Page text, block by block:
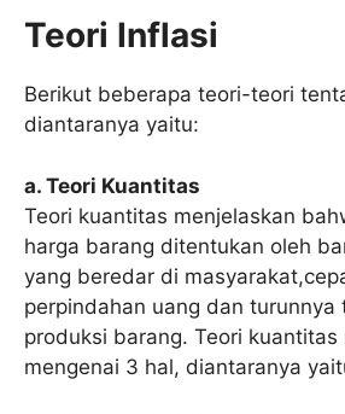
Teori Inflasi
Berikut beberapa teori-teori
diantaranya yaitu:
a. Teori Kuantitas
Teori kuantitas menjelaskan
harga barang ditentukan oleh
yang beredar di
perpindahan uang dan turunnya
produksi barang. Teori kuantitas
mengenai 3 hal, diantaranya